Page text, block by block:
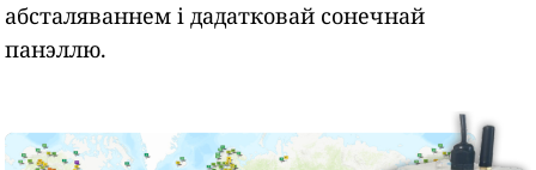
абсталяваннем і дадатковай сонечнай
панэллю.